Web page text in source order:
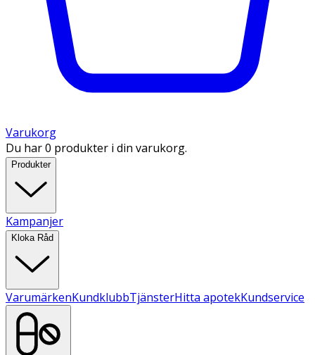
Varukorg
Du har 0 produkter i din varukorg.
Produkter
Kampanjer
Kloka Råd
VarumärkenKundklubbTjänsterHitta apotekKundservice